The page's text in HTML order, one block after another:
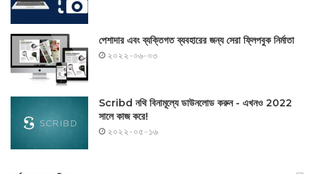
পেশাদার এবং ব্যক্তিগত ব্যবহারের জন্য সেরা ফ্লিপবুক নির্মাতা
২০২২-০৬-০৩
Scribd নথি বিনামূল্যে ডাউনলোড করুন - এখনও 2022
সালে কাজ করে!
২০২২-০৫-১৬